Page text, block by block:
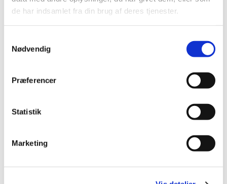
de har indsamlet fra din brug af deres tjenester.
Nødvendig
Præferencer
Statistik
Marketing
Du vil måske også kunne